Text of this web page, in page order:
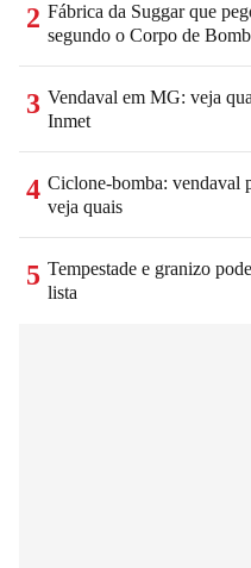
2 Fábrica da Suggar que
segundo o Corpo de
3 Vendaval em MG: veja
Inmet
4 Ciclone-bomba: vendaval
veja quais
5 Tempestade e granizo
lista